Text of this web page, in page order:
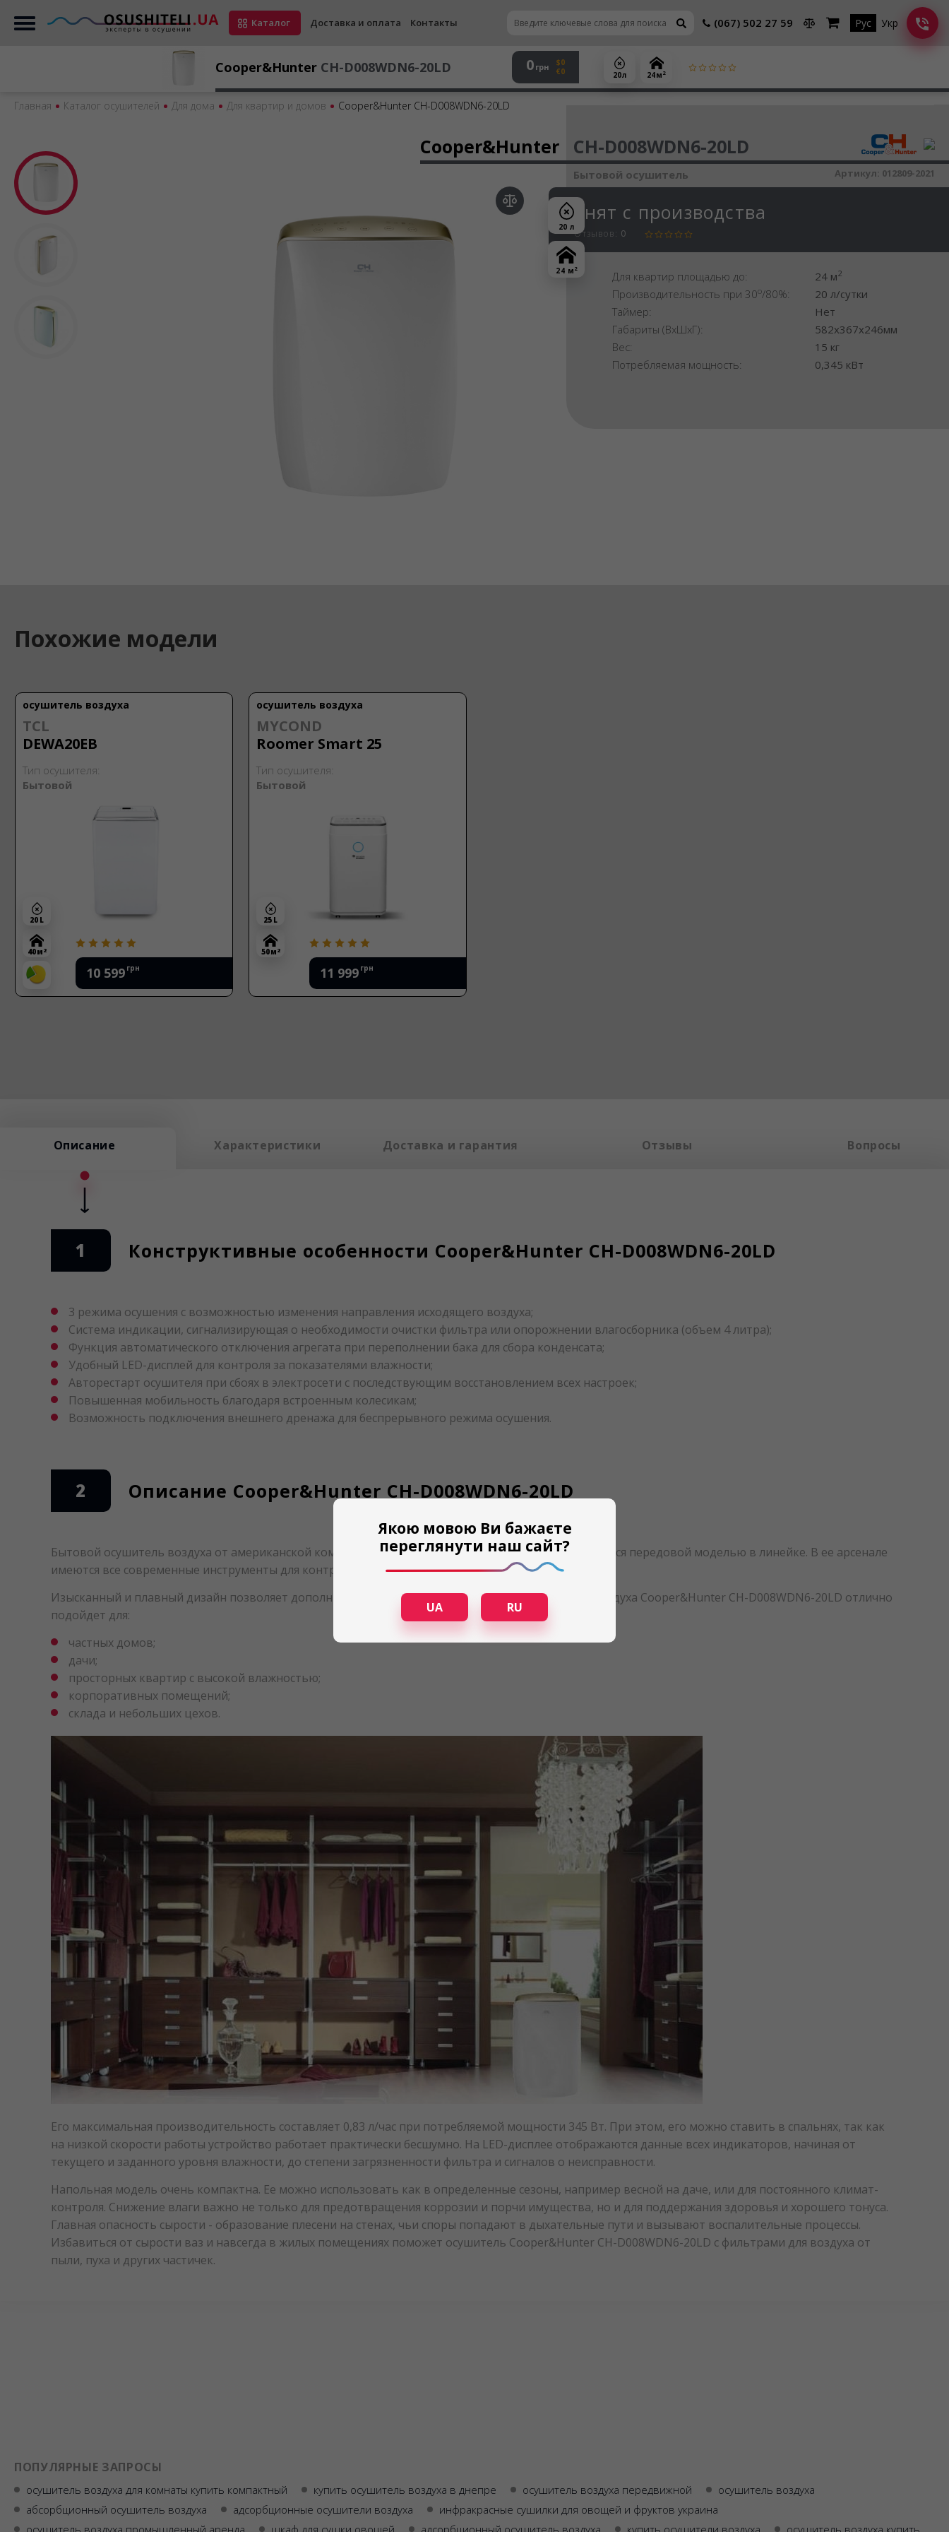
Каталог Доставка и оплата Контакты (067) 502 27 59 Рус Укр
Главная Каталог осушителей Для дома Для квартир и домов Cooper&Hunter CH-D008WDN6-20LD
Cooper&Hunter CH-D008WDN6-20LD 0 грн
$0
€0
20 л 24 м 2
20 л
24 м 2
Осушитель воздуха
Cooper&Hunter CH-D008WDN6-20LD
Бытовой осушитель
Снят с производства
Отзывов: 0
Артикул: 012809-2021
Для квартир площадью до: 24 м2
Производительность при 30o/80%:
20 л/сутки
Таймер:
Нет
Габариты (ВхШхГ):
582x367x246мм
Вес:
15 кг
Потребляемая мощность:
0,345 кВт
Похожие модели
осушитель воздуха
TCL
DEWA20EB
Тип осушителя:
Бытовой
10 599 грн
20 L
40 м 2
осушитель воздуха
MYCOND
Roomer Smart 25
Тип осушителя:
Бытовой
11 999 грн
25 L
50 м 2
Описание Характеристики Доставка и гарантия Отзывы Вопросы
1 Конструктивные особенности Cooper&Hunter CH-D008WDN6-20LD
3 режима осушения с возможностью изменения направления исходящего воздуха;
Система индикации, сигнализирующая о необходимости очистки фильтра или опорожнении влагосборника (объем 4 литра);
Функция автоматического отключения агрегата при переполнении бака для сбора конденсата;
Удобный LED-дисплей для контроля за показателями влажности;
Авторестарт осушителя при сбоях в электросети с последствующим восстановлением всех настроек;
Повышенная мобильность благодаря встроенным колесикам;
Возможность подключения внешнего дренажа для беспрерывного режима осушения.
2 Описание Cooper&Hunter CH-D008WDN6-20LD
Бытовой осушитель воздуха от американской компании Cooper&Hunter CH-D008WDN6-20LD является передовой моделью в линейке. В ее арсенале
имеются все современные инструменты для контроля и снижения уровня влаги.
Изысканный и плавный дизайн позволяет дополнить интерьер любого помещения. Осушитель воздуха Cooper&Hunter CH-D008WDN6-20LD отлично
подойдет для:
частных домов;
дачи;
просторных квартир с высокой влажностью;
корпоративных помещений;
склада и небольших цехов.
Его максимальная производительность составляет 0,83 л/час при потребляемой мощности 345 Вт. При этом, его можно ставить в спальнях, так как
на низкой скорости работы устройство работает практически бесшумно. На LED-дисплее отображаются данные всех индикаторов, начиная от
текущего и заданного уровня влажности, до степени загрязненности фильтра и сигналов о неисправности.
Напольная модель очень компактна. Ее можно использовать как в определенные сезоны, например весной на даче, или для постоянного климат-
контроля. Снижение влаги важно не только для предотвращения коррозии и порчи имущества, но и для поддержания здоровья и хорошего тонуса.
Главная опасность сырости - образование плесени на стенах, чьи споры попадают в дыхательные пути и вызывают воспалительные процессы.
Избавиться от сырости ваз и навсегда в жилых помещениях поможет осушитель Cooper&Hunter CH-D008WDN6-20LD с фильтрами для воздуха от
пыли, пуха и других частичек.
ПОПУЛЯРНЫЕ ЗАПРОСЫ
осушитель воздуха для комнаты купить компактный купить осушитель воздуха в днепре осушитель воздуха передвижной
осушитель воздуха
абсорбционный осушитель воздуха
адсорбционные осушители воздуха
инфракрасные сушилки для овощей и фруктов украина
осушитель воздуха промышленный аренда
шкаф для сушки овощей адсорбционный осушитель воздуха купить осушители воздуха осушитель воздуха купить
Якою мовою Ви бажаєте
переглянути наш сайт?
UA RU